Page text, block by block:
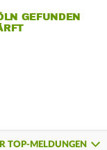
GEFUNDEN
TOP-MELDUNGEN